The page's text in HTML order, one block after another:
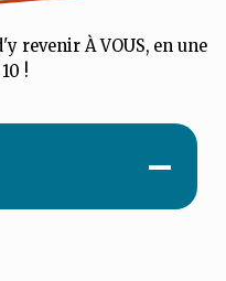
revenir À VOUS, en une
!
-